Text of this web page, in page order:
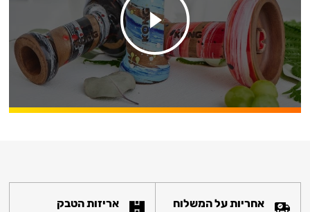
אחריות על המשלוח אריזות הטבק